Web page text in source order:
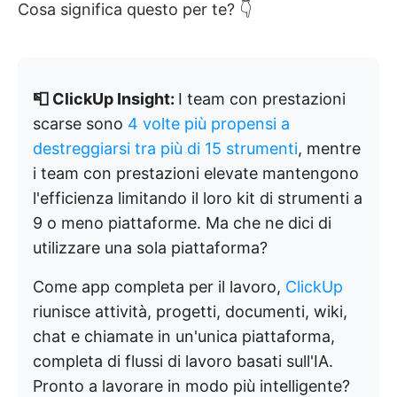
Cosa significa questo per te? 👇
📮 ClickUp Insight: I team con prestazioni
scarse sono 4 volte più propensi a
destreggiarsi tra più di 15 strumenti, mentre
i team con prestazioni elevate mantengono
l'efficienza limitando il loro kit di strumenti a
9 o meno piattaforme. Ma che ne dici di
utilizzare una sola piattaforma?
Come app completa per il lavoro, ClickUp
riunisce attività, progetti, documenti, wiki,
chat e chiamate in un'unica piattaforma,
completa di flussi di lavoro basati sull'IA.
Pronto a lavorare in modo più intelligente?